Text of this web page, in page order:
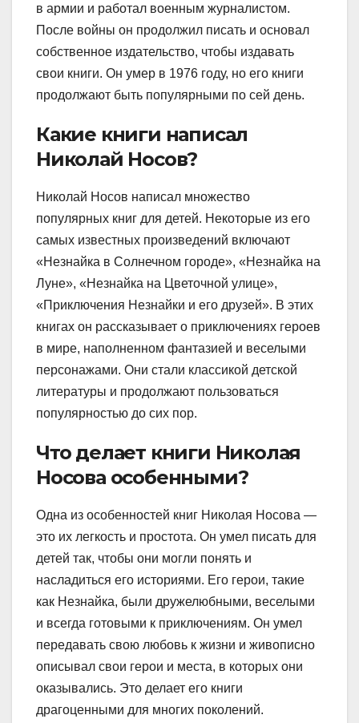
в армии и работал военным журналистом.
После войны он продолжил писать и основал
собственное издательство, чтобы издавать
свои книги. Он умер в 1976 году, но его книги
продолжают быть популярными по сей день.
Какие книги написал
Николай Носов?
Николай Носов написал множество
популярных книг для детей. Некоторые из его
самых известных произведений включают
«Незнайка в Солнечном городе», «Незнайка на
Луне», «Незнайка на Цветочной улице»,
«Приключения Незнайки и его друзей». В этих
книгах он рассказывает о приключениях героев
в мире, наполненном фантазией и веселыми
персонажами. Они стали классикой детской
литературы и продолжают пользоваться
популярностью до сих пор.
Что делает книги Николая
Носова особенными?
Одна из особенностей книг Николая Носова —
это их легкость и простота. Он умел писать для
детей так, чтобы они могли понять и
насладиться его историями. Его герои, такие
как Незнайка, были дружелюбными, веселыми
и всегда готовыми к приключениям. Он умел
передавать свою любовь к жизни и живописно
описывал свои герои и места, в которых они
оказывались. Это делает его книги
драгоценными для многих поколений.